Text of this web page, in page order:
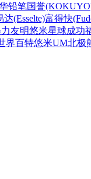
铅笔国誉
达(Esselte)富得快
友明悠米星球成功
界百特悠米UM北极